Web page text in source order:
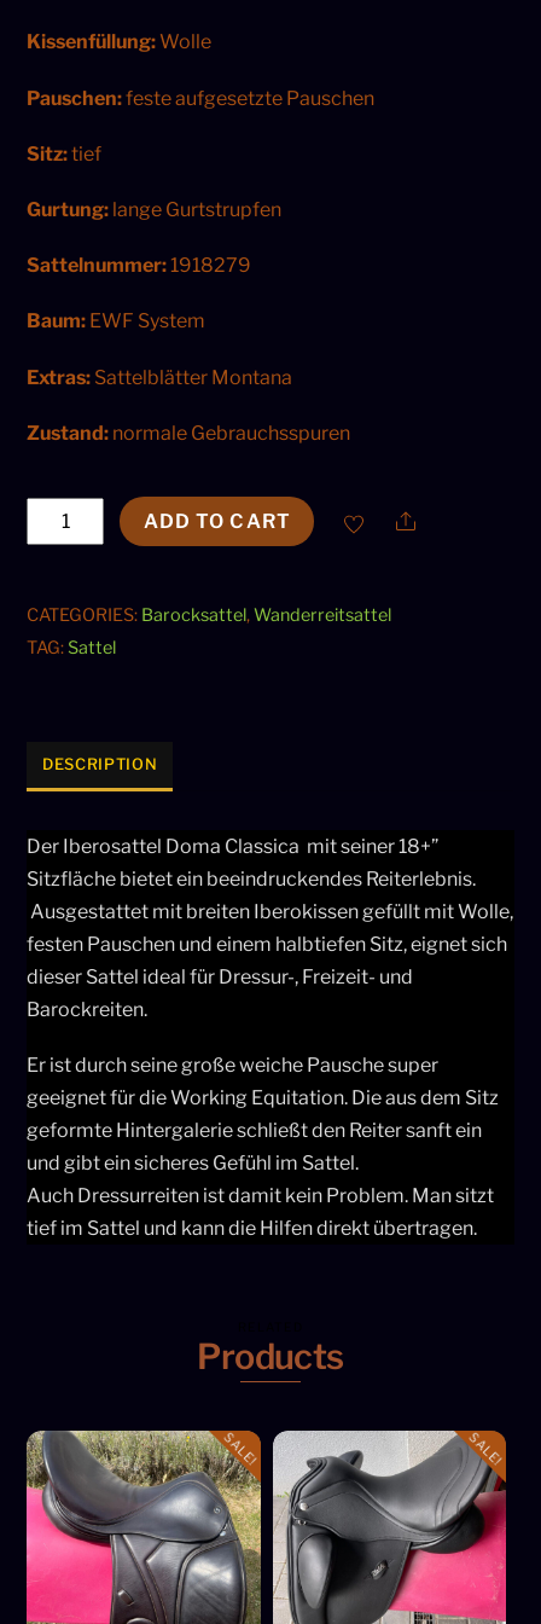
Kissenfüllung: Wolle
Pauschen:feste aufgesetzte Pauschen
Sitz:tief
Gurtung: lange Gurtstrupfen
Sattelnummer:1918279
Baum: EWF System
Extras: Sattelblätter Montana
Zustand: normale Gebrauchsspuren
Iberosattel
Doma
moro
18
ADD TO CART Share
CATEGORIES: Barocksattel,Wanderreitsattel
TAG: Sattel
DESCRIPTION
Der Iberosattel Doma Classica mit seiner 18+”
Sitzfläche bietet ein beeindruckendes Reiterlebnis.
Ausgestattet mit breiten Iberokissen gefüllt mit Wolle,
festen Pauschen und einem halbtiefen Sitz, eignet sich
dieser Sattel ideal für Dressur-, Freizeit- und
Barockreiten.
Er ist durch seine große weiche Pausche super
geeignet für die Working Equitation. Die aus dem Sitz
geformte Hintergalerie schließt den Reiter sanft ein
und gibt ein sicheres Gefühl im Sattel.
Auch Dressurreiten ist damit kein Problem. Man sitzt
tief im Sattel und kann die Hilfen direkt übertragen.
Products
SALE! SALE!